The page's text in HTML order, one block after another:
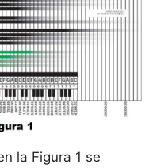
la Figura 1 se